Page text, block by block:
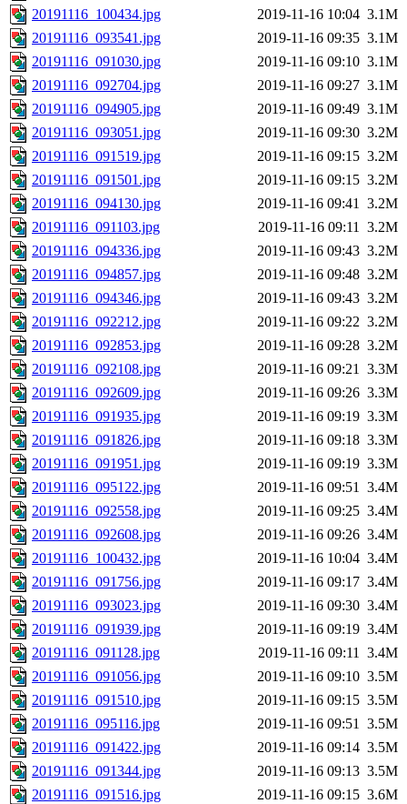
20191116_100434.jpg
2019-11-16 10:04 3.1M
20191116_093541.jpg
2019-11-16 09:35 3.1M
20191116_091030.jpg
2019-11-16 09:10 3.1M
20191116_092704.jpg
2019-11-16 09:27 3.1M
20191116_094905.jpg
2019-11-16 09:49 3.1M
20191116_093051.jpg
2019-11-16 09:30 3.2M
20191116_091519.jpg
2019-11-16 09:15 3.2M
20191116_091501.jpg
2019-11-16 09:15 3.2M
20191116_094130.jpg
2019-11-16 09:41 3.2M
20191116_091103.jpg
2019-11-16 09:11 3.2M
20191116_094336.jpg
2019-11-16 09:43 3.2M
20191116_094857.jpg
2019-11-16 09:48 3.2M
20191116_094346.jpg
2019-11-16 09:43 3.2M
20191116_092212.jpg
2019-11-16 09:22 3.2M
20191116_092853.jpg
2019-11-16 09:28 3.2M
20191116_092108.jpg
2019-11-16 09:21 3.3M
20191116_092609.jpg
2019-11-16 09:26 3.3M
20191116_091935.jpg
2019-11-16 09:19 3.3M
20191116_091826.jpg
2019-11-16 09:18 3.3M
20191116_091951.jpg
2019-11-16 09:19 3.3M
20191116_095122.jpg
2019-11-16 09:51 3.4M
20191116_092558.jpg
2019-11-16 09:25 3.4M
20191116_092608.jpg
2019-11-16 09:26 3.4M
20191116_100432.jpg
2019-11-16 10:04 3.4M
20191116_091756.jpg
2019-11-16 09:17 3.4M
20191116_093023.jpg
2019-11-16 09:30 3.4M
20191116_091939.jpg
2019-11-16 09:19 3.4M
20191116_091128.jpg
2019-11-16 09:11 3.4M
20191116_091056.jpg
2019-11-16 09:10 3.5M
20191116_091510.jpg
2019-11-16 09:15 3.5M
20191116_095116.jpg
2019-11-16 09:51 3.5M
20191116_091422.jpg
2019-11-16 09:14 3.5M
20191116_091344.jpg
2019-11-16 09:13 3.5M
20191116_091516.jpg
2019-11-16 09:15 3.6M